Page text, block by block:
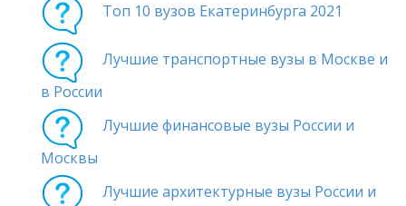
Топ 10 вузов Екатеринбурга 2021
Лучшие транспортные вузы в Москве и
в России
Лучшие финансовые вузы России и
Москвы
Лучшие архитектурные вузы России и